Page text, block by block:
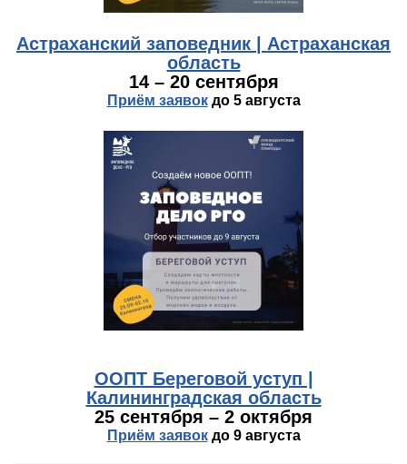
Астраханский заповедник | Астраханская
область
14 – 20 сентября
Приём заявокдо 5 августа
photo_2026-04-14_15-46-05.jpg
ООПТ Береговой уступ |
Калининградская область
25 сентября – 2 октября
Приём заявокдо 9 августа